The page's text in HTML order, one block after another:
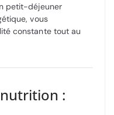
petit-déjeuner
vous
constante tout au
: